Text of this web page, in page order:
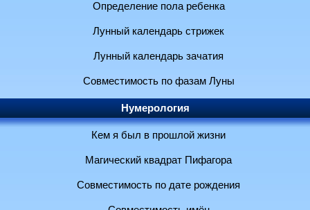
Определение пола ребенка
Лунный календарь стрижек
Лунный календарь зачатия
Совместимость по фазам Луны
Нумерология
Кем я был в прошлой жизни
Магический квадрат Пифагора
Совместимость по дате рождения